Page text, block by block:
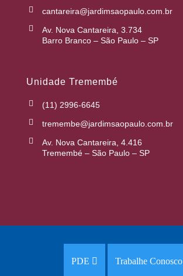
cantareira@jardimsaopaulo.com.br
Av. Nova Cantareira, 3.734
Barro Branco – São Paulo – SP
Unidade Tremembé
(11) 2996-6645
tremembe@jardimsaopaulo.com.br
Av. Nova Cantareira, 4.416
Tremembé – São Paulo – SP
PDE Trabalhe Conosco